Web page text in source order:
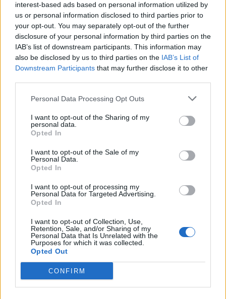
interest-based ads based on personal information utilized by
us or personal information disclosed to third parties prior to
your opt-out. You may separately opt-out of the further
disclosure of your personal information by third parties on the
IAB’s list of downstream participants. This information may
also be disclosed by us to third parties on the IAB’s List of
Downstream Participants that may further disclose it to other
Personal Data Processing Opt Outs
I want to opt-out of the Sharing of my
personal data.
Opted In
I want to opt-out of the Sale of my
Personal Data.
Opted In
I want to opt-out of processing my
Personal Data for Targeted Advertising.
Opted In
I want to opt-out of Collection, Use,
Retention, Sale, and/or Sharing of my
Personal Data that Is Unrelated with the
Purposes for which it was collected.
Opted Out
CONFIRM
presunti responsabili.
Le condotte contestate riguardano
infatti alcuni operatori impiegati nelle
attività del sistema di smistamento
bagagli (HBS), servizio svolto da
appaltatrici specializzate.
SEA continuerà a fornire la massima
autorità competenti affinché siano
adottati tutti i provvedimenti
necessari. La sicurezza dei passeggeri
e la tutela dei loro beni rappresentano
una priorità assoluta per la società, che
rinnova il proprio impegno a
mantenere elevati standard di
controllo e a contrastare con la
massima determinazione qualsiasi